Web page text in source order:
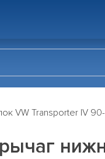
VW Transporter IV